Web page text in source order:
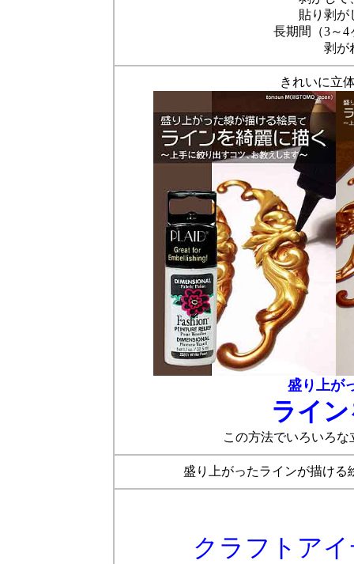
貼り剥が
長期間（3～
剥が
きれいに立
盛り上が
ライ
この方法でいろいろ
盛り上がったラインが描ける
クラフトア